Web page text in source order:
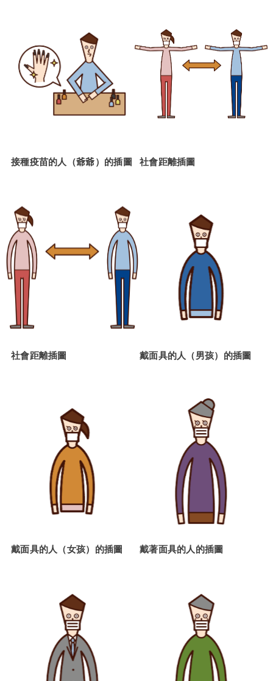
接種疫苗的人（爺爺）的插圖 社會距離插圖
社會距離插圖 戴面具的人（男孩）的插圖
戴面具的人（女孩）的插圖 戴著面具的人的插圖